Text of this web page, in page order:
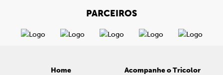
PARCEIROS
Home
Acompanhe o Tricolor